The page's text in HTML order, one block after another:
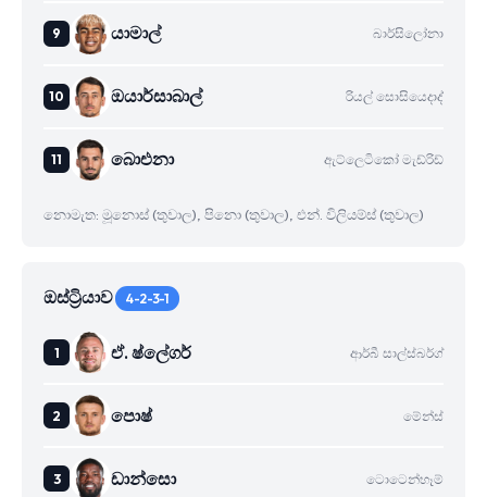
යාමාල් බාර්සිලෝනා
ඔයාර්සාබාල් රියල් සොසියෙදාද්
බාෙඑනා ඇට්ලෙටිකෝ මැඩ්රිඩ්
නොමැත: මූනොස් (තුවාල), පිනො (තුවාල), එන්. විලියම්ස් (තුවාල)
ඔස්ට්‍රියාව 4-2-3-1
ඒ. ෂ්ලේගර් ආර්බී සාල්ස්බර්ග්
පොෂ් මේන්ස්
ඩාන්සො ටොටෙන්හෑම්